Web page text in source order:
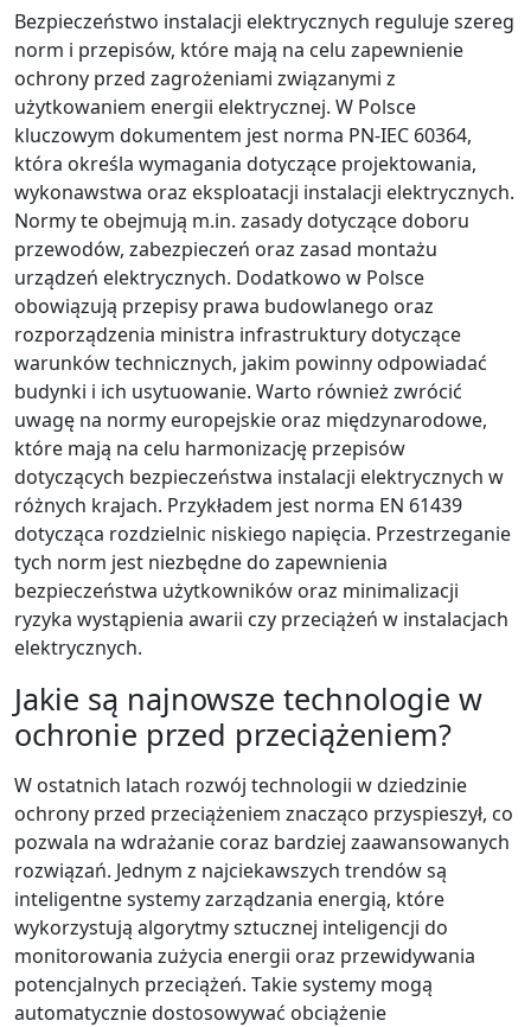
Bezpieczeństwo instalacji elektrycznych reguluje szereg
norm i przepisów, które mają na celu zapewnienie
ochrony przed zagrożeniami związanymi z
użytkowaniem energii elektrycznej. W Polsce
kluczowym dokumentem jest norma PN-IEC 60364,
która określa wymagania dotyczące projektowania,
wykonawstwa oraz eksploatacji instalacji elektrycznych.
Normy te obejmują m.in. zasady dotyczące doboru
przewodów, zabezpieczeń oraz zasad montażu
urządzeń elektrycznych. Dodatkowo w Polsce
obowiązują przepisy prawa budowlanego oraz
rozporządzenia ministra infrastruktury dotyczące
warunków technicznych, jakim powinny odpowiadać
budynki i ich usytuowanie. Warto również zwrócić
uwagę na normy europejskie oraz międzynarodowe,
które mają na celu harmonizację przepisów
dotyczących bezpieczeństwa instalacji elektrycznych w
różnych krajach. Przykładem jest norma EN 61439
dotycząca rozdzielnic niskiego napięcia. Przestrzeganie
tych norm jest niezbędne do zapewnienia
bezpieczeństwa użytkowników oraz minimalizacji
ryzyka wystąpienia awarii czy przeciążeń w instalacjach
elektrycznych.
Jakie są najnowsze technologie w
ochronie przed przeciążeniem?
W ostatnich latach rozwój technologii w dziedzinie
ochrony przed przeciążeniem znacząco przyspieszył, co
pozwala na wdrażanie coraz bardziej zaawansowanych
rozwiązań. Jednym z najciekawszych trendów są
inteligentne systemy zarządzania energią, które
wykorzystują algorytmy sztucznej inteligencji do
monitorowania zużycia energii oraz przewidywania
potencjalnych przeciążeń. Takie systemy mogą
automatycznie dostosowywać obciążenie